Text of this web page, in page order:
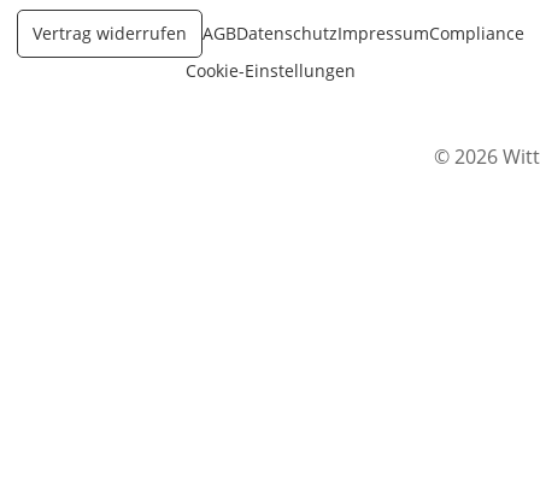
Vertrag widerrufen AGBDatenschutzImpressumCompliance
Cookie-Einstellungen
© 2026 Witt